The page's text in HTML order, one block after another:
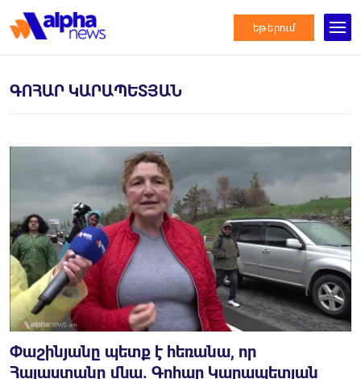
եթերում
ԳՈՀԱՐ ԿԱՐԱՊԵՏՅԱՆ
Փաշինյանը պետք է հեռանա, որ
Հայաստանը մնա. Գոհար Կարապետյան